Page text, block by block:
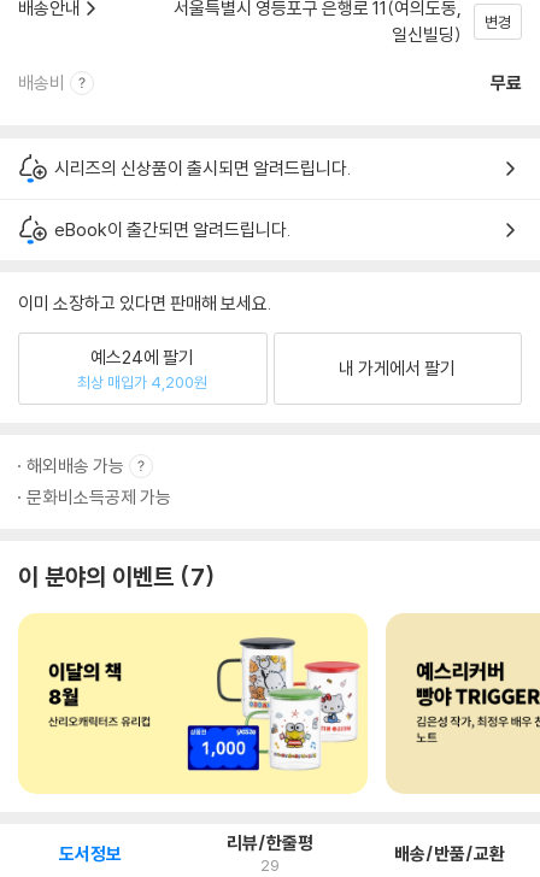
배송안내
서울특별시 영등포구 은행로 11(여의도동,
일신빌딩)
변경
배송비 무료
시리즈의 신상품이 출시되면 알려드립니다.
eBook이 출간되면 알려드립니다.
이미 소장하고 있다면 판매해 보세요.
예스24에 팔기
최상 매입가 4,200원
내 가게에서 팔기
해외배송 가능
문화비소득공제 가능
이 분야의 이벤트 7
도서정보 리뷰/한줄평
29 배송/반품/교환